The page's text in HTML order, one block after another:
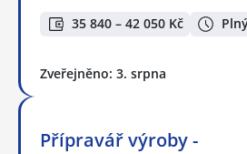
35 840 – 42 050 Kč
Zveřejněno: 3. srpna
Přípravář výroby -